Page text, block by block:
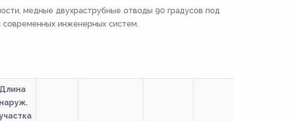
медные двухраструбные отводы 90 градусов под
инженерных систем.
Длина
наруж.